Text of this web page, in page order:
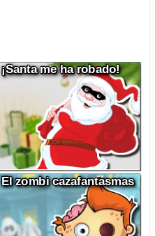
¡Santa me ha robado!
El zombi cazafantasmas